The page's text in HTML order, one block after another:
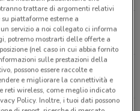
Abate
trattare di argomenti relativi
piattaforme esterne a
servizio a noi collegato ci informa
potremo mostrarti delle offerte a
(nel caso in cui abbia fornito
sulle prestazioni della
possono essere raccolte e
e migliorare la connettività e
reti wireless, come meglio indicato
Policy. Inoltre, i tuoi dati possono